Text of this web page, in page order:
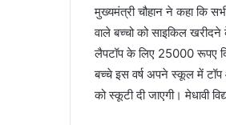
मुख्यमंत्री चौहान ने कहा कि
वाले बच्चो को साइकिल खरीदने
लैपटॉप के लिए 25000 रूपए
बच्चे इस वर्ष अपने स्कूल में
को स्कूटी दी जाएगी। मेधावी